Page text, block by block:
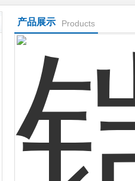
产品展示 Products